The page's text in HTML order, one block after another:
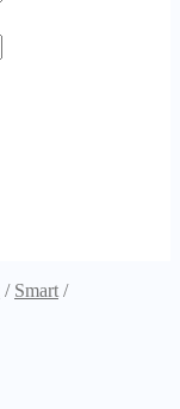
/ Smart /